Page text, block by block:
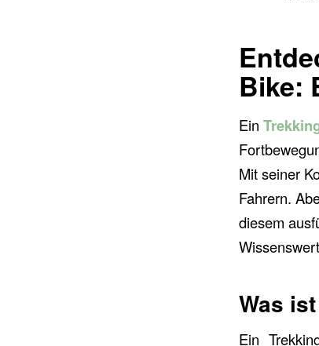
Bike:
Ein
Mit seiner
Fahrern.
diesem
Was
Ein